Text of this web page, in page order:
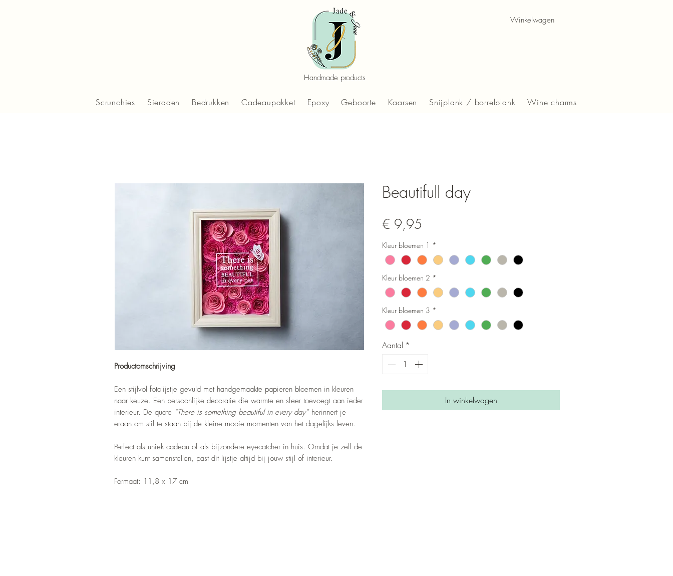
Winkelwagen
Handmade products
Scrunchies Sieraden Bedrukken Cadeaupakket Epoxy Geboorte Kaarsen Snijplank / borrelplank Wine charms
Productomschrijving
Een stijlvol fotolijstje gevuld met handgemaakte papieren bloemen in kleuren
naar keuze. Een persoonlijke decoratie die warmte en sfeer toevoegt aan ieder
interieur. De quote “There is something beautiful in every day”herinnert je
eraan om stil te staan bij de kleine mooie momenten van het dagelijks leven.
Perfect als uniek cadeau of als bijzondere eyecatcher in huis. Omdat je zelf de
kleuren kunt samenstellen, past dit lijstje altijd bij jouw stijl of interieur.
Formaat: 11,8 x 17 cm
Beautifull day
€ 9,95
Kleur bloemen 1 *
Kleur bloemen 2 *
Kleur bloemen 3 *
Aantal *
In winkelwagen